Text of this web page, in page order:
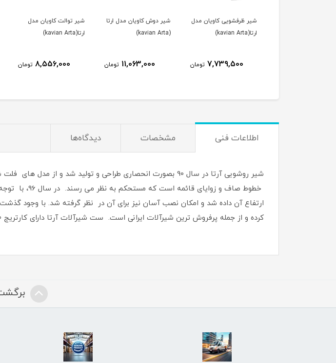
شیر ظرفشویی کاویان مدل
ارتا(kavian Arta)
7,739,500 تومان
شیر دوش کاویان مدل ارتا
(kavian Arta)
11,063,000 تومان
شیر توالت کاویان مدل
ارتا(kavian Arta)
8,556,000 تومان
اطلاعات فنی مشخصات دیدگاه‌ها
شیر روشویی آرتا در سال 90 بصورت انحصاری طراحی و تولید شد و
خطوط صاف و
ارتفاع آن داده شد و امکان نصب آسان نیز برای آن در نظر گرفته شد. با وجود
کرده و از جمله پرفروش ترین شیرآلات ایرانی است. ست شیرآلات آرتا دارای کارتریج 40 است و وزن نسبتاً بالایی دارد.